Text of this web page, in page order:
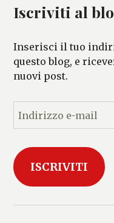
Iscriviti al
Inserisci il tuo
questo blog, e
nuovi post.
n
i
r
i
ISCRIVITI